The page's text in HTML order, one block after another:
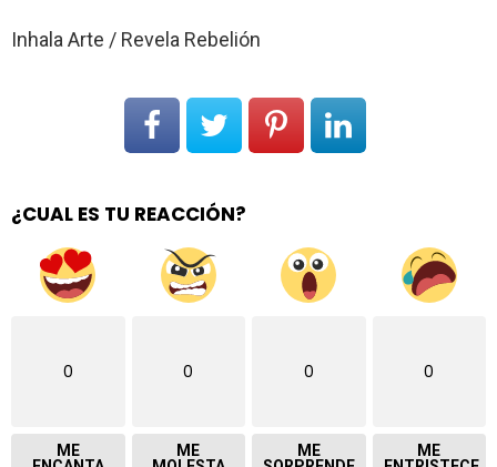
Inhala Arte / Revela Rebelión
¿CUAL ES TU REACCIÓN?
0
ME
0
ME
0
ME
0
ME